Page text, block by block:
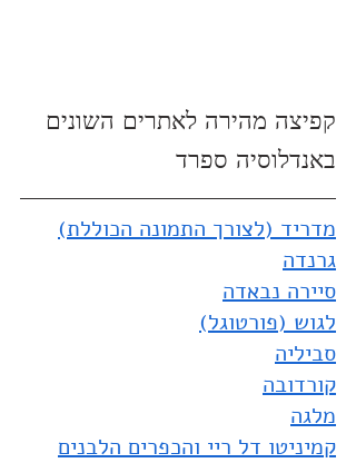
קפיצה מהירה לאתרים השונים
באנדלוסיה ספרד
מדריד (לצורך התמונה הכוללת)
גרנדה
סיירה נבאדה
לגוש (פורטוגל)
סביליה
קורדובה
מלגה
קמיניטו דל ריי והכפרים הלבנים